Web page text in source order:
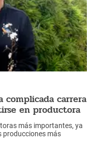
complicada carrera
en productora
más importantes, ya
producciones más